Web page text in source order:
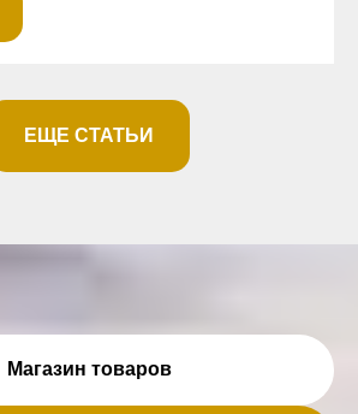
ЕЩЕ СТАТЬИ
Магазин товаров